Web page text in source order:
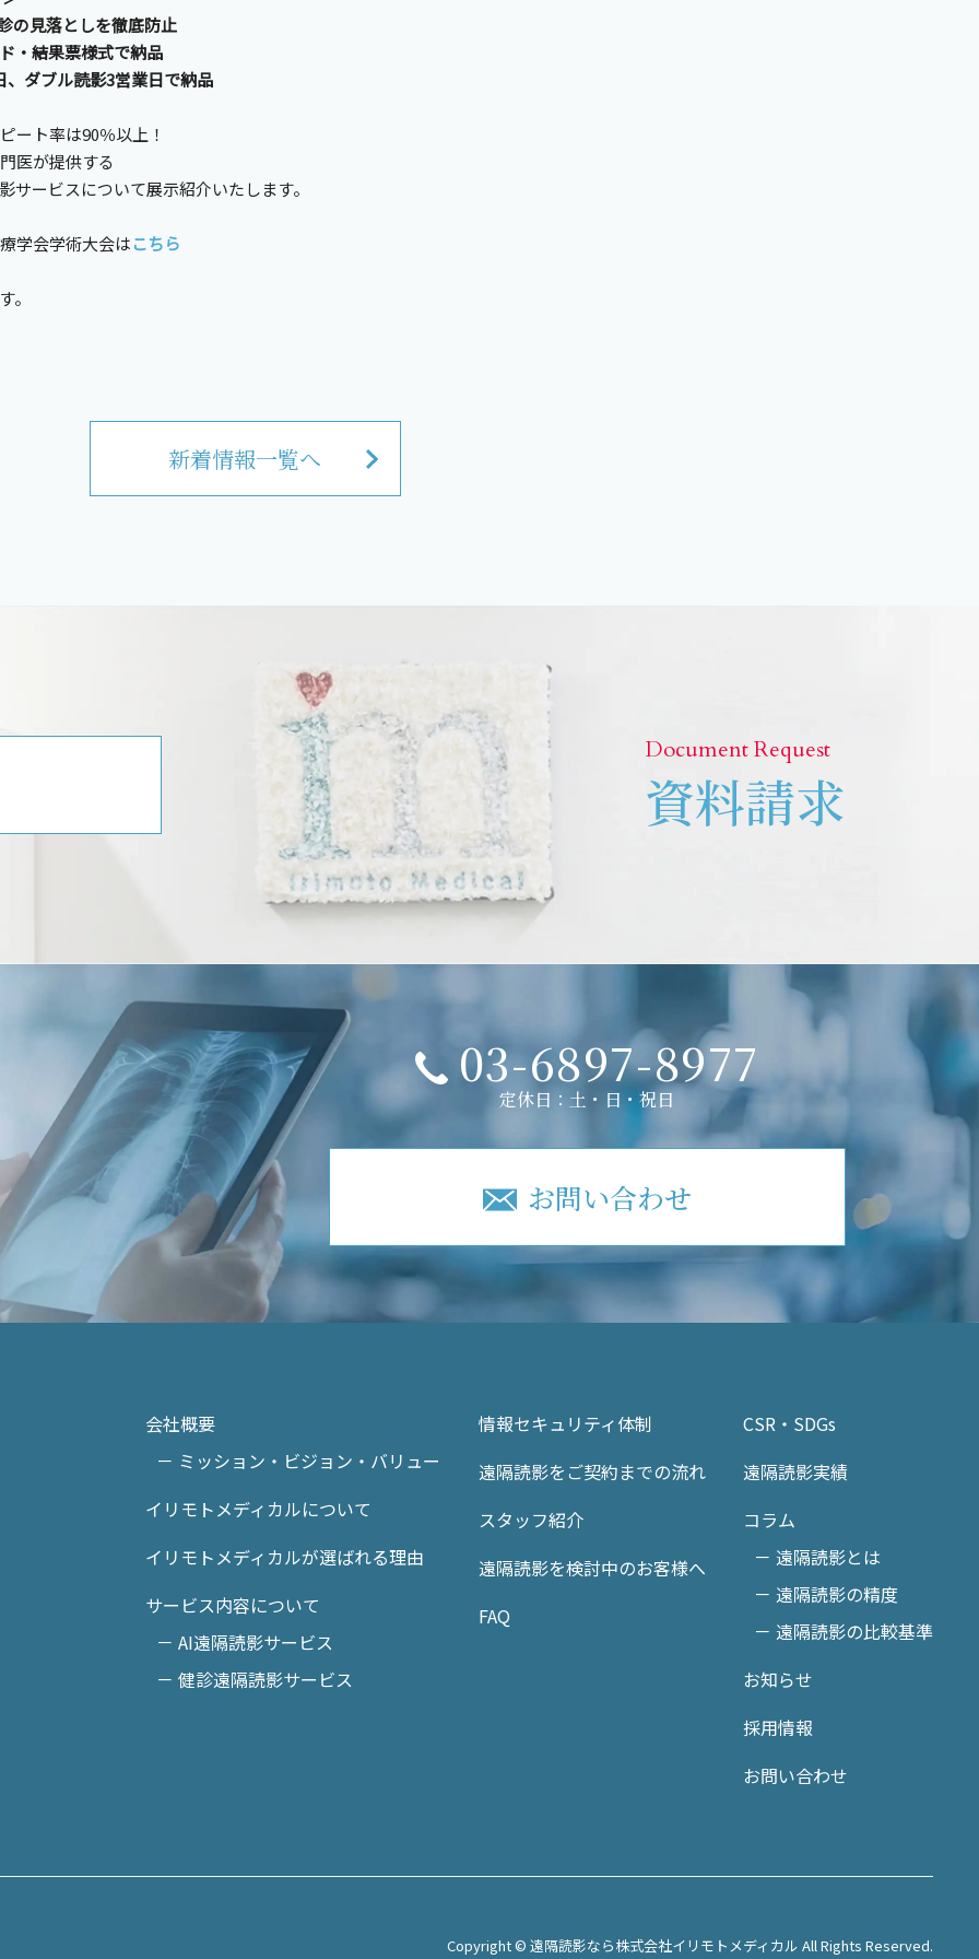
落としを徹底防止
果票様式で納品
ル読影3営業日で納品
ト率は90％以上！
が提供する
ビスについて展示紹介いたします。
学会学術大会はこちら
。
新着情報一覧へ
Document Request
資料請求
03-6897-8977
定休日：土・日・祝日
お問い合わせ
会社概要
－ ミッション・ビジョン・バリュー
イリモトメディカルについて
イリモトメディカルが選ばれる理由
サービス内容について
－ AI遠隔読影サービス
－ 健診遠隔読影サービス
情報セキュリティ体制
遠隔読影をご契約までの流れ
スタッフ紹介
遠隔読影を検討中のお客様へ
FAQ
CSR・SDGs
遠隔読影実績
コラム
－ 遠隔読影とは
－ 遠隔読影の精度
－ 遠隔読影の比較基準
お知らせ
採用情報
お問い合わせ
Copyright © 遠隔読影なら株式会社イリモトメディカル All Rights Reserved.